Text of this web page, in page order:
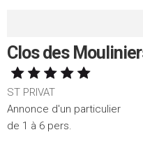
Clos des
ST PRIVAT
Annonce d'un particulier
de 1 à 6 pers.